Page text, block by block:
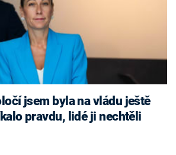
jsem byla na vládu ještě
pravdu, lidé ji nechtěli